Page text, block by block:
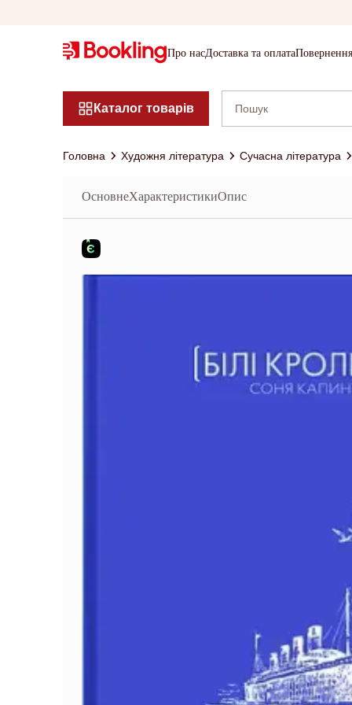
Про насДоставка та оплата
Каталог товарів
Головна Художня література Сучасна література
ОсновнеХарактеристикиОпис